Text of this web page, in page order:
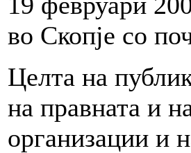
во Скопје со
Целта на
на правната и
организации и